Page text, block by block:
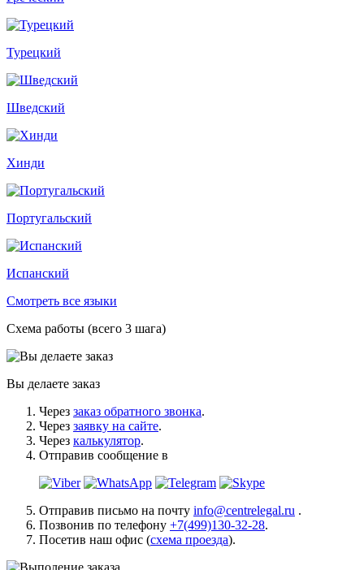
Турецкий
Шведский
Хинди
Португальский
Испанский
Смотреть все языки
Схема работы (всего 3 шага)
Вы делаете заказ
Через заказ обратного звонка.
Через заявку на сайте.
Через калькулятор.
Отправив сообщение в
Отправив письмо на почту info@centrelegal.ru .
Позвонив по телефону +7(499)130-32-28.
Посетив наш офис (схема проезда).